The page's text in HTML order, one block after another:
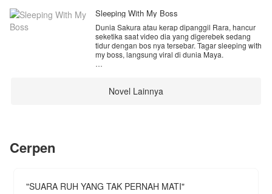
terpisah? masih samakah hati yang dulu dirasa?
Jawabannya ada di kisah cinta mereka yang baru
ya gaes 😘
Wicaksono yang merupakan karyawatinya
Hal ini membuat Zaki penasaran dengan gadis
itu.Bagaimana kisah cinta mereka?,yuk simak!.
Sleeping With My Boss
Dunia Sakura atau kerap dipanggil Rara, hancur
seketika saat video dia yang digerebek sedang
tidur dengan bos nya tersebar. Tagar sleeping with
my boss, langsung viral di dunia Maya.
Mungkinkah ada seseorang yang sengaja
Novel Lainnya
Cerpen
"SUARA RUH YANG TAK PERNAH MATI"